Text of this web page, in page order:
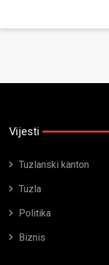
Vijesti
Tuzlanski kanton
Tuzla
Politika
Biznis